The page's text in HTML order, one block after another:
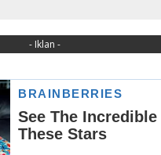
- Iklan -